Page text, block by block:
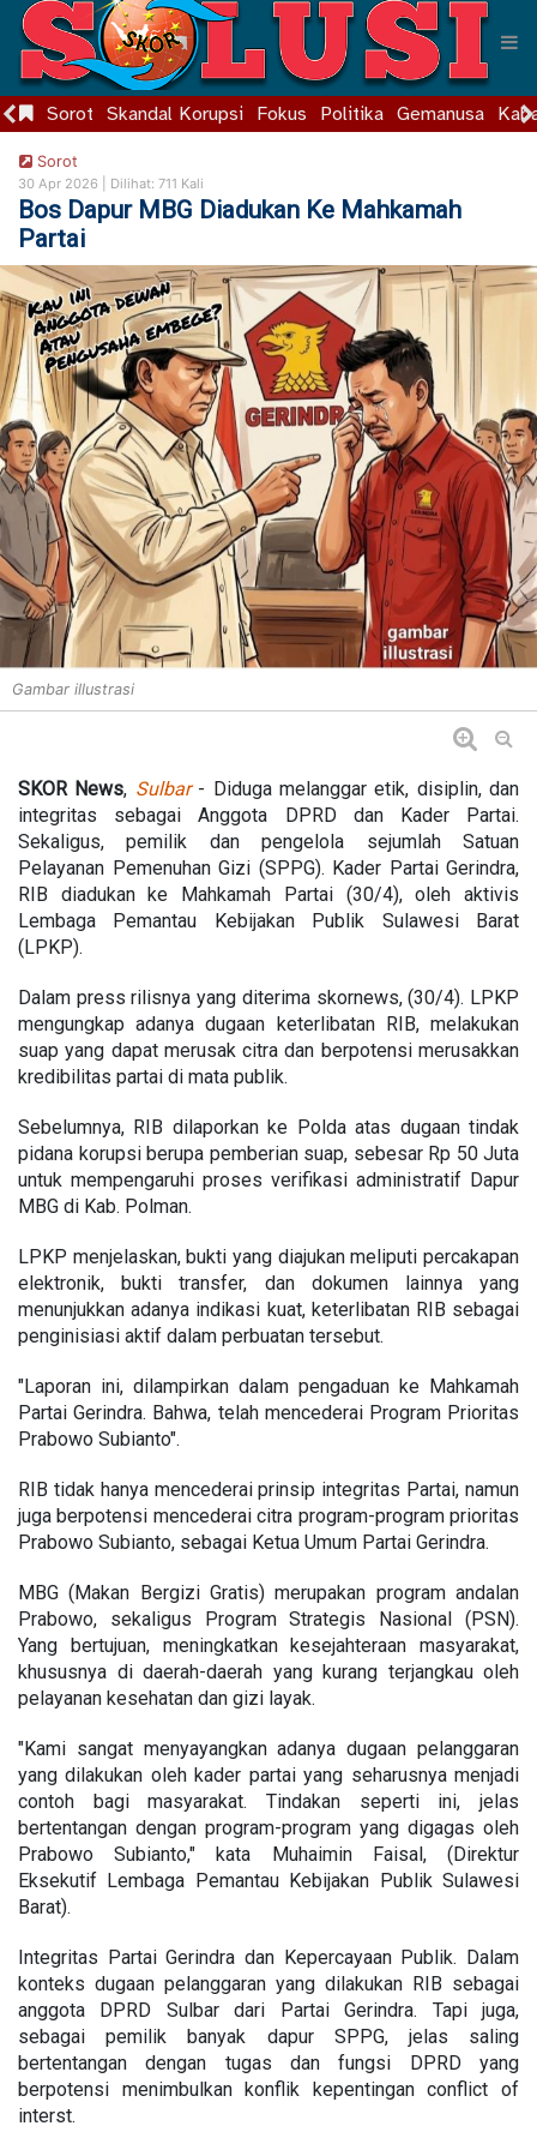
Sorot Skandal Korupsi Fokus Politika Gemanusa
Sorot
30 Apr 2026 | Dilihat: 711 Kali
Bos Dapur MBG Diadukan Ke Mahkamah
Partai
Gambar illustrasi
SKOR News, Sulbar- Diduga melanggar etik, disiplin, dan
integritas sebagai Anggota DPRD dan Kader Partai.
Sekaligus, pemilik dan pengelola sejumlah Satuan
Pelayanan Pemenuhan Gizi (SPPG). Kader Partai Gerindra,
RIB diadukan ke Mahkamah Partai (30/4), oleh aktivis
Lembaga Pemantau Kebijakan Publik Sulawesi Barat
(LPKP).
Dalam press rilisnya yang diterima skornews, (30/4). LPKP
mengungkap adanya dugaan keterlibatan RIB, melakukan
suap yang dapat merusak citra dan berpotensi merusakkan
kredibilitas partai di mata publik.
Sebelumnya, RIB dilaporkan ke Polda atas dugaan tindak
pidana korupsi berupa pemberian suap, sebesar Rp 50 Juta
untuk mempengaruhi proses verifikasi administratif Dapur
MBG di Kab. Polman.
LPKP menjelaskan, bukti yang diajukan meliputi percakapan
elektronik, bukti transfer, dan dokumen lainnya yang
menunjukkan adanya indikasi kuat, keterlibatan RIB sebagai
penginisiasi aktif dalam perbuatan tersebut.
"Laporan ini, dilampirkan dalam pengaduan ke Mahkamah
Partai Gerindra. Bahwa, telah mencederai Program Prioritas
Prabowo Subianto".
RIB tidak hanya mencederai prinsip integritas Partai, namun
juga berpotensi mencederai citra program-program prioritas
Prabowo Subianto, sebagai Ketua Umum Partai Gerindra.
MBG (Makan Bergizi Gratis) merupakan program andalan
Prabowo, sekaligus Program Strategis Nasional (PSN).
Yang bertujuan, meningkatkan kesejahteraan masyarakat,
khususnya di daerah-daerah yang kurang terjangkau oleh
pelayanan kesehatan dan gizi layak.
"Kami sangat menyayangkan adanya dugaan pelanggaran
yang dilakukan oleh kader partai yang seharusnya menjadi
contoh bagi masyarakat. Tindakan seperti ini, jelas
bertentangan dengan program-program yang digagas oleh
Prabowo Subianto," kata Muhaimin Faisal, (Direktur
Eksekutif Lembaga Pemantau Kebijakan Publik Sulawesi
Barat).
Integritas Partai Gerindra dan Kepercayaan Publik. Dalam
konteks dugaan pelanggaran yang dilakukan RIB sebagai
anggota DPRD Sulbar dari Partai Gerindra. Tapi juga,
sebagai pemilik banyak dapur SPPG, jelas saling
bertentangan dengan tugas dan fungsi DPRD yang
berpotensi menimbulkan konflik kepentingan conflict of
interst.